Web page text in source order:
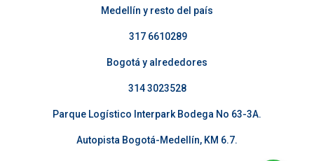
Medellín y resto del país
317 6610289
Bogotá y alrededores
314 3023528
Parque Logístico Interpark Bodega No 63-3A.
Autopista Bogotá-Medellín, KM 6.7.